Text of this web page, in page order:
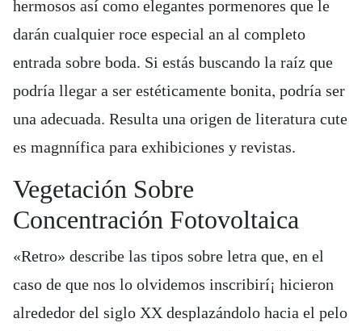
hermosos así­ como elegantes pormenores que le
darán cualquier roce especial an al completo
entrada sobre boda. Si estás buscando la raíz que
podrí­a llegar a ser estéticamente bonita, podría ser
una adecuada. Resulta una origen de literatura cute
es magnnífica para exhibiciones y revistas.
Vegetación Sobre
Concentración Fotovoltaica
«Retro» describe las tipos sobre letra que, en el
caso de que nos lo olvidemos inscribirí¡ hicieron
alrededor del siglo XX desplazándolo hacia el pelo